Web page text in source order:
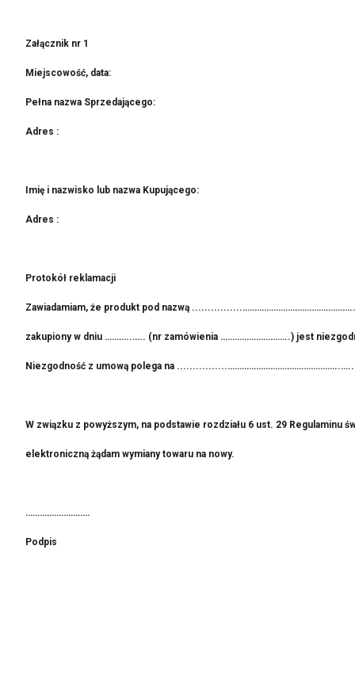
Załącznik nr 1
Miejscowość, data:
Pełna nazwa
Adres :
Imię i nazwisko lub nazwa Kupującego:
Adres :
Protokół reklamacji
Zawiadamiam, że produkt pod nazwą
zakupiony w dniu ………..….. (nr zamówienia ………………………..) jest
Niezgodność z umową polega na
W związku z powyższym, na podstawie rozdziału 6 ust. 29 Regulaminu
elektroniczną żądam wymiany towaru na nowy.
………………………
Podpis